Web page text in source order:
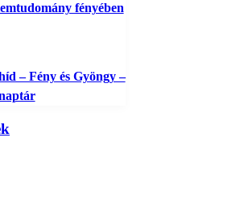
fényében
– Fény és Gyöngy –